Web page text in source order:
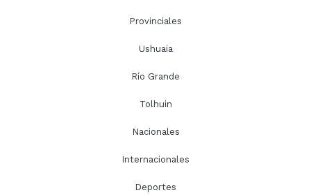
Provinciales
Ushuaia
Río Grande
Tolhuin
Nacionales
Internacionales
Deportes